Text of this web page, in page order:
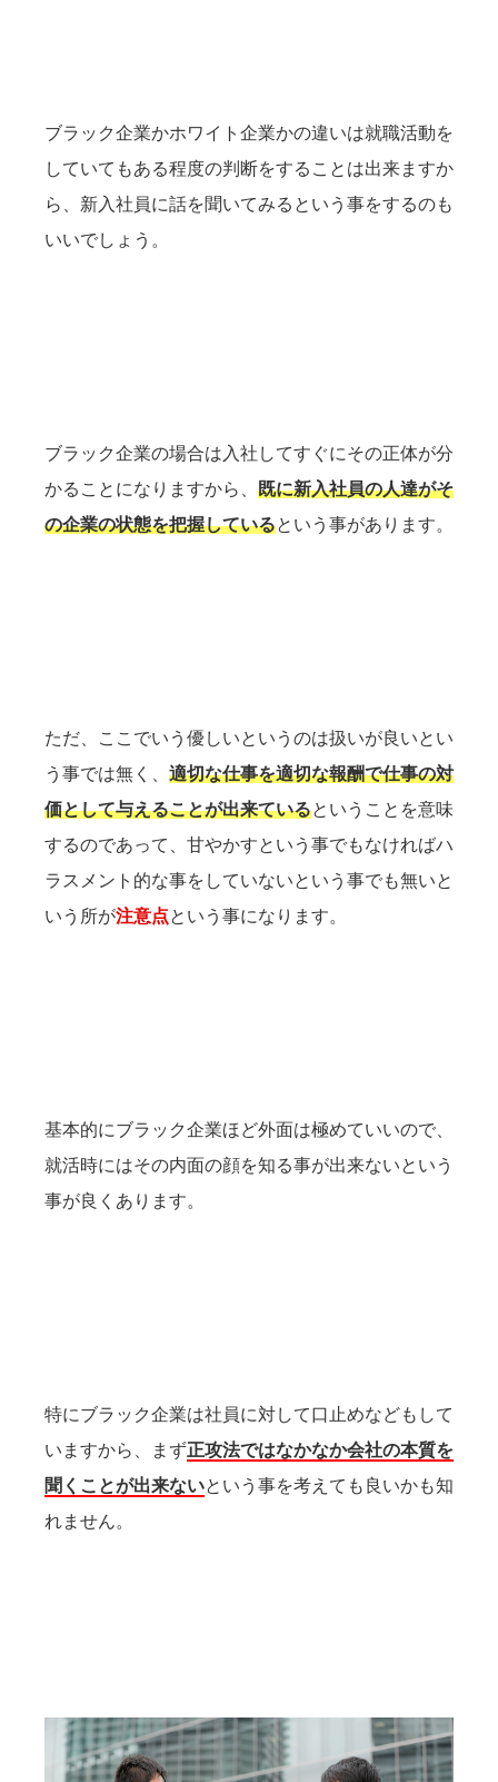
ブラック企業かホワイト企業かの違いは就職活動を
していてもある程度の判断をすることは出来ますか
ら、新入社員に話を聞いてみるという事をするのも
いいでしょう。
ブラック企業の場合は入社してすぐにその正体が分
かることになりますから、 既に新入社員の人達がそ
の企業の状態を把握しているという事があります。
ただ、ここでいう優しいというのは扱いが良いとい
う事では無く、 適切な仕事を適切な報酬で仕事の対
価として与えることが出来ているということを意味
するのであって、甘やかすという事でもなければハ
ラスメント的な事をしていないという事でも無いと
いう所が注意点という事になります。
基本的にブラック企業ほど外面は極めていいので、
就活時にはその内面の顔を知る事が出来ないという
事が良くあります。
特にブラック企業は社員に対して口止めなどもして
いますから、まず正攻法ではなかなか会社の本質を
聞くことが出来ないという事を考えても良いかも知
れません。